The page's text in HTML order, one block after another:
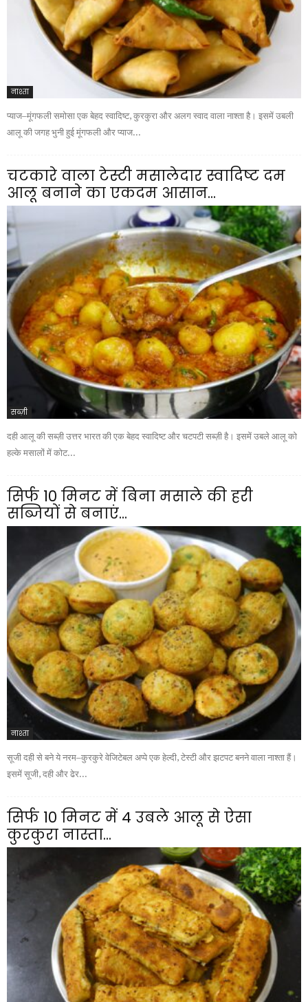
नाश्ता
प्याज–मूंगफली समोसा एक बेहद स्वादिष्ट, कुरकुरा और अलग स्वाद वाला नाश्ता है। इसमें उबली
आलू की जगह भुनी हुई मूंगफली और प्याज...
चटकारे वाला टेस्टी मसालेदार स्वादिष्ट दम
आलू बनाने का एकदम आसान...
सब्ज़ी
दही आलू की सब्ज़ी उत्तर भारत की एक बेहद स्वादिष्ट और चटपटी सब्ज़ी है। इसमें उबले आलू को
हल्के मसालों में कोट...
सिर्फ 10 मिनट में बिना मसाले की हरी
सब्जियों से बनाएं...
नाश्ता
सूजी दही से बने ये नरम–कुरकुरे वेजिटेबल अप्पे एक हेल्दी, टेस्टी और झटपट बनने वाला नाश्ता हैं।
इसमें सूजी, दही और ढेर...
सिर्फ 10 मिनट में 4 उबले आलू से ऐसा
कुरकुरा नास्ता...